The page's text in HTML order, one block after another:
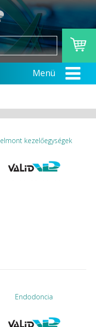
kezelőegységek
Endodoncia